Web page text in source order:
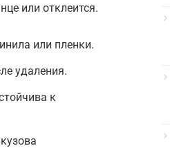
или отклеится.
или пленки.
удаления.
к